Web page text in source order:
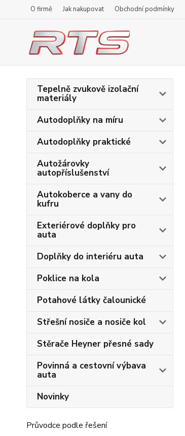
O firmě Jak nakupovat Obchodní podmínky
Tepelně zvukově izolační
materiály
Autodoplňky na míru
Autodoplňky praktické
Autožárovky
autopříslušenství
Autokoberce a vany do
kufru
Exteriérové doplňky pro
auta
Doplňky do interiéru auta
Poklice na kola
Potahové látky čalounické
Střešní nosiče a nosiče kol
Stěrače Heyner přesné sady
Povinná a cestovní výbava
auta
Novinky
Průvodce podle řešení